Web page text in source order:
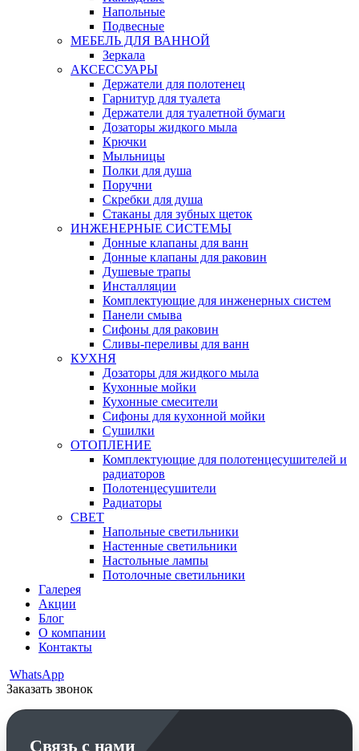
Напольные
Подвесные
МЕБЕЛЬ ДЛЯ ВАННОЙ
Зеркала
АКСЕССУАРЫ
Держатели для полотенец
Гарнитур для туалета
Держатели для туалетной бумаги
Дозаторы жидкого мыла
Крючки
Мыльницы
Полки для душа
Поручни
Скребки для душа
Стаканы для зубных щеток
ИНЖЕНЕРНЫЕ СИСТЕМЫ
Донные клапаны для ванн
Донные клапаны для раковин
Душевые трапы
Инсталляции
Комплектующие для инженерных систем
Панели смыва
Сифоны для раковин
Сливы-переливы для ванн
КУХНЯ
Дозаторы для жидкого мыла
Кухонные мойки
Кухонные смесители
Сифоны для кухонной мойки
Сушилки
ОТОПЛЕНИЕ
Комплектующие для полотенцесушителей и
радиаторов
Полотенцесушители
Радиаторы
СВЕТ
Напольные светильники
Настенные светильники
Настольные лампы
Потолочные светильники
Галерея
Акции
Блог
О компании
Контакты
WhatsApp
Заказать звонок
Связь с нами